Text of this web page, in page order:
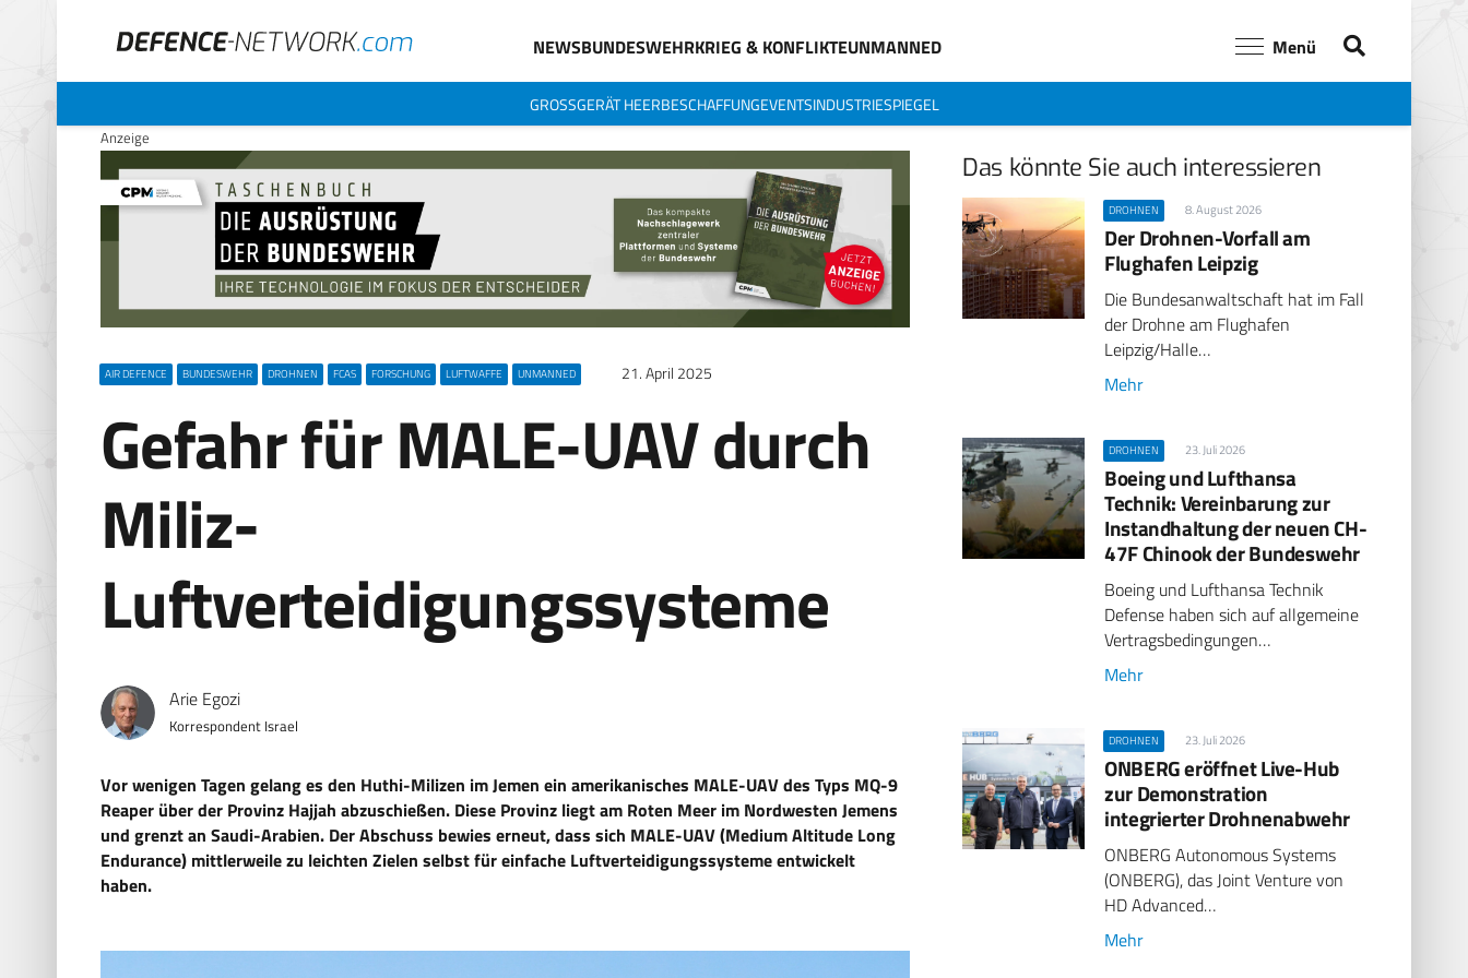
NEWSBUNDESWEHRKRIEG & KONFLIKTEUNMANNED Menü
GROSSGERÄT HEERBESCHAFFUNGEVENTSINDUSTRIESPIEGEL
Anzeige
AIR DEFENCE BUNDESWEHR DROHNEN FCAS FORSCHUNG LUFTWAFFE UNMANNED 21. April 2025
Gefahr für MALE-UAV durch
Miliz-
Luftverteidigungssysteme
Arie Egozi
Korrespondent Israel
Vor wenigen Tagen gelang es den Huthi-Milizen im Jemen ein amerikanisches MALE-UAV des Typs MQ-9
Reaper über der Provinz Hajjah abzuschießen. Diese Provinz liegt am Roten Meer im Nordwesten Jemens
und grenzt an Saudi-Arabien. Der Abschuss bewies erneut, dass sich MALE-UAV (Medium Altitude Long
Endurance) mittlerweile zu leichten Zielen selbst für einfache Luftverteidigungssysteme entwickelt
haben.
Das könnte Sie auch interessieren
DROHNEN 8. August 2026
Der Drohnen-Vorfall am
Flughafen Leipzig
Die Bundesanwaltschaft hat im Fall
der Drohne am Flughafen
Leipzig/Halle…
Mehr
DROHNEN 23. Juli 2026
Boeing und Lufthansa
Technik: Vereinbarung zur
Instandhaltung der neuen CH-
47F Chinook der Bundeswehr
Boeing und Lufthansa Technik
Defense haben sich auf allgemeine
Vertragsbedingungen…
Mehr
DROHNEN 23. Juli 2026
ONBERG eröffnet Live-Hub
zur Demonstration
integrierter Drohnenabwehr
ONBERG Autonomous Systems
(ONBERG), das Joint Venture von
HD Advanced…
Mehr